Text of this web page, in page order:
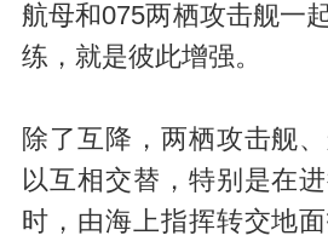
航母和075两栖攻击舰一
练，就是彼此增强。
除了互降，两栖攻击舰
以互相交替，特别是在
时，由海上指挥转交地